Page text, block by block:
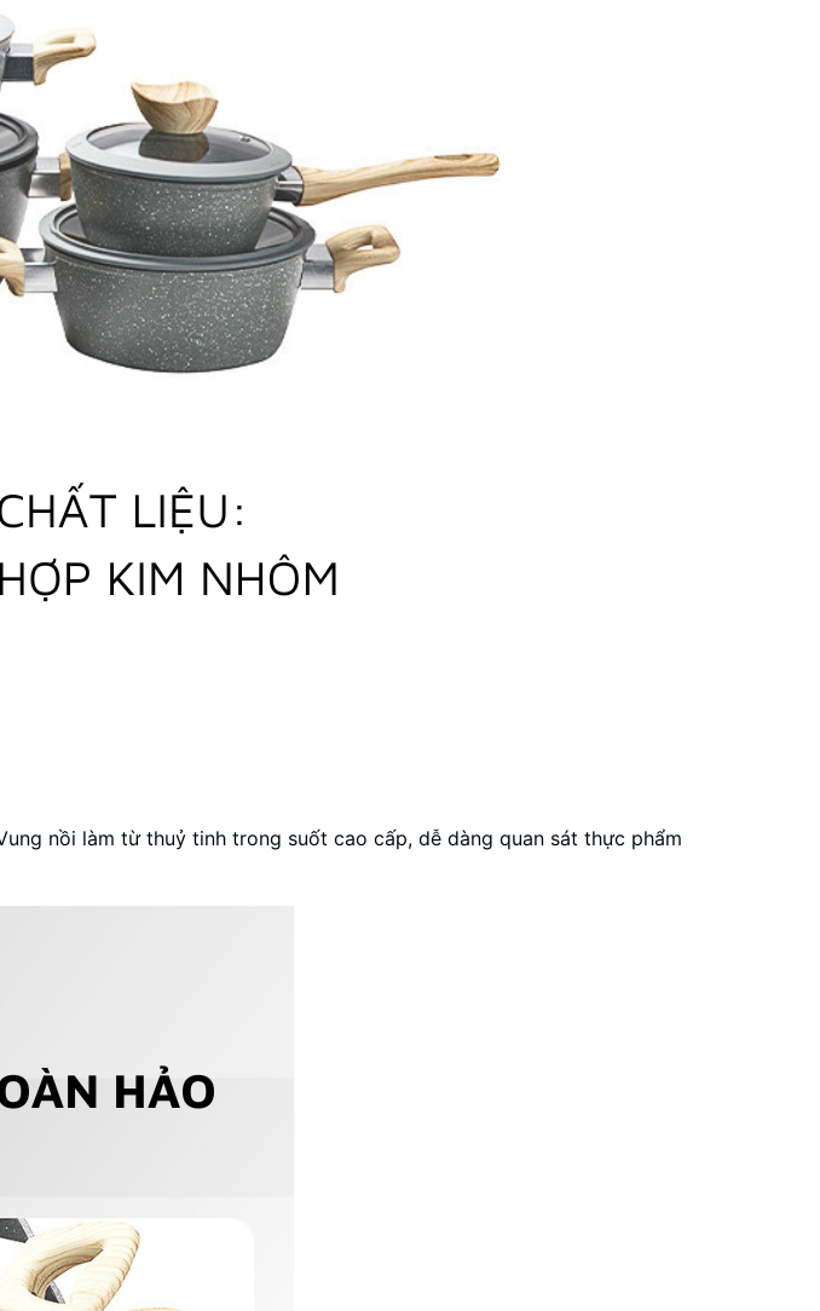
nồi làm từ thuỷ tinh trong suốt cao cấp, dễ dàng quan sát thực phẩm